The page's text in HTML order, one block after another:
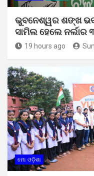
ଭୁବନେଶ୍ୱର ଶଙ୍ଖ
ସାମିଲ ହେଲେ ନର୍ଲାର
19 hours ago
ମୋ ଓଡ଼ିଶା